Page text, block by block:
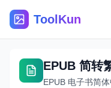
ToolKun
EPUB 简转
EPUB 电子书简